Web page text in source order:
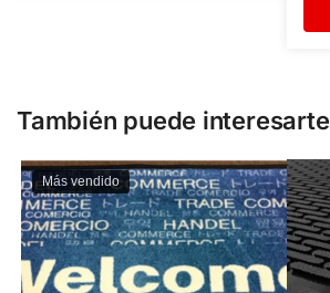
También puede interesarte
Más vendido